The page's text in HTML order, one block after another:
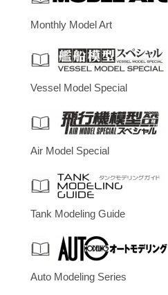
Monthly Model Art
Vessel Model Special
Air Model Special
Tank Modeling Guide
Auto Modeling Series